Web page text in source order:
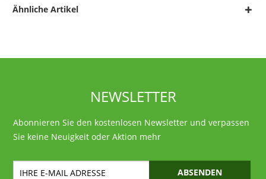
Ähnliche Artikel
NEWSLETTER
Abonnieren Sie den kostenlosen Newsletter und verpassen
Sie keine Neuigkeit oder Aktion mehr
ABSENDEN